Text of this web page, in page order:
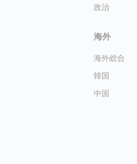
政治
海外
海外総合
韓国
中国